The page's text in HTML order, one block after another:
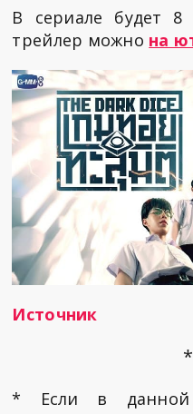
В сериале будет 8
трейлер можно на
Источник
* Если в данной